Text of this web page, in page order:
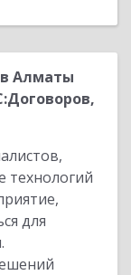
Алматы
технологий
для